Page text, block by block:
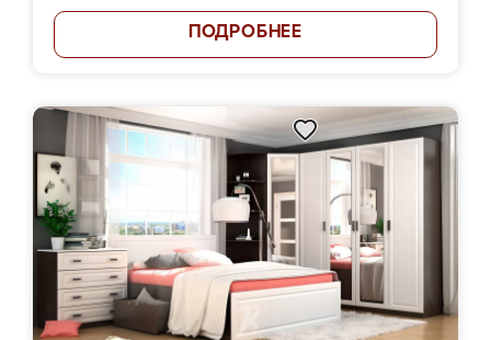
ПОДРОБНЕЕ